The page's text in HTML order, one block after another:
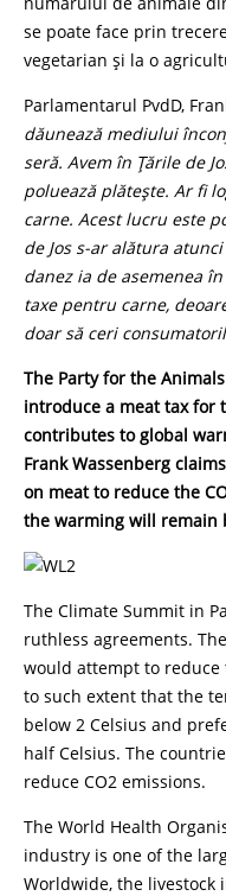
se poate face prin
vegetarian și la o
Parlamentarul PvdD,
dăunează mediului
seră. Avem în Țările de
poluează plătește. Ar fi
carne. Acest lucru este
de Jos s-ar alătura
danez ia de asemenea
taxe pentrucarne,
doarsă ceri consumatori
The Party for the
introduce a meat tax for
contributes to global
Frank Wassenberg
on meat to reduce the
the warming will remain
The Climate Summit in
ruthless agreements.
would attempt to reduce
to such extent that the
below 2 Celsius and
half Celsius. The
reduce CO2 emissions.
The World Health
industry is one of the
Worldwide, the livestock